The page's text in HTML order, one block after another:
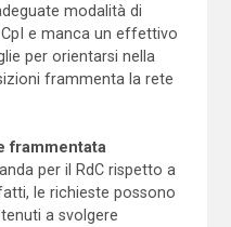
modalità di
e manca un effettivo
per orientarsi nella
frammenta la rete
frammentata
per il RdC rispetto a
le richieste possono
a svolgere